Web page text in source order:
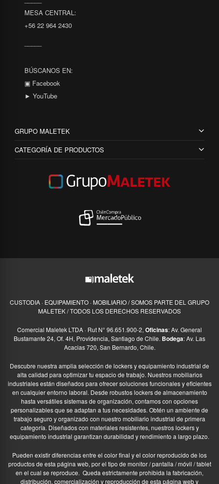
MESA CENTRAL:
+56 22 964 2430
BÚSCANOS EN:
▣ Facebook
► YouTube
GRUPO MALETEK
CATEGORÍA DE PRODUCTOS
CUSTODIA · EQUIPAMIENTO · MOBILIARIO / SOMOS PARTE DEL GRUPO
MALETEK / TODOS LOS DERECHOS RESERVADOS
Comercial Maletek LTDA · Rut N° 96.651.900-2, Oficinas: Av. General
Bustamante 24, Of. 4H, Providencia, Santiago de Chile. Bodega: Av. Las
Acacias 720, San Bernardo, Chile.
Descubre nuestra amplia selección de lockers y equipamiento industrial de
alta calidad para optimizar tu espacio de trabajo. Nuestros mobiliarios
industriales están diseñados para ofrecer soluciones funcionales y eficientes
en cualquier entorno laboral. Desde robustos lockers de almacenamiento
hasta versátiles sistemas de organización, contamos con opciones
personalizables que se adaptan a tus necesidades. Obtén un ambiente de
trabajo seguro y organizado con nuestro mobiliario industrial de primera
categoría. Diseñados con materiales resistentes, nuestros lockers y
equipamiento industrial garantizan durabilidad y rendimiento a largo plazo.
Pueden existir diferencias entre el color final y el color reproducido de los
productos de esta página web, por el tipo de monitor / pantalla / móvil / tablet
en el cual se reproduce. Queda estrictamente prohibida la fabricación,
distribución, comercialización y reproducción de esta página web y